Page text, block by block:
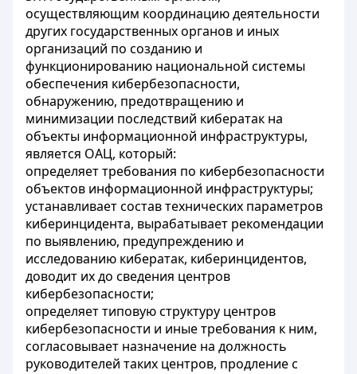
осуществляющим координацию деятельности
других государственных органов и иных
организаций по созданию и
функционированию национальной системы
обеспечения кибербезопасности,
обнаружению, предотвращению и
минимизации последствий кибератак на
объекты информационной инфраструктуры,
является ОАЦ, который:
определяет требования по кибербезопасности
объектов информационной инфраструктуры;
устанавливает состав технических параметров
киберинцидента, вырабатывает рекомендации
по выявлению, предупреждению и
исследованию кибератак, киберинцидентов,
доводит их до сведения центров
кибербезопасности;
определяет типовую структуру центров
кибербезопасности и иные требования к ним,
согласовывает назначение на должность
руководителей таких центров, продление с